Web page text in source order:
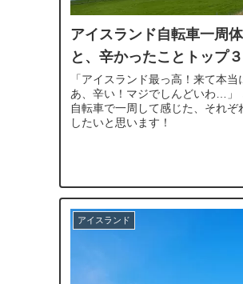
アイスランド自転車一周
と、辛かったことトップ３
「アイスランド最っ高！来て本
あ、辛い！マジでしんどいわ…」
自転車で一周して感じた、それ
したいと思います！
アイスランド